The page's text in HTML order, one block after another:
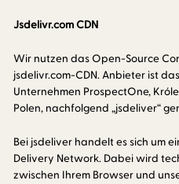
Jsdelivr.com CDN
Wir nutzen das Open-Source
jsdelivr.com-CDN. Anbieter ist
Unternehmen ProspectOne,
Polen, nachfolgend „jsdeliver“
Bei jsdeliver handelt es sich um
Delivery Network. Dabei wird
zwischen Ihrem Browser und